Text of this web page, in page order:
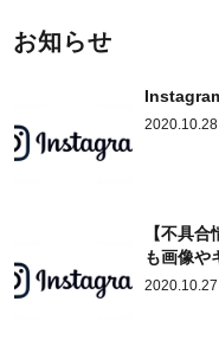
お知らせ
2020.10.28
【不具
も画像や
2020.10.27